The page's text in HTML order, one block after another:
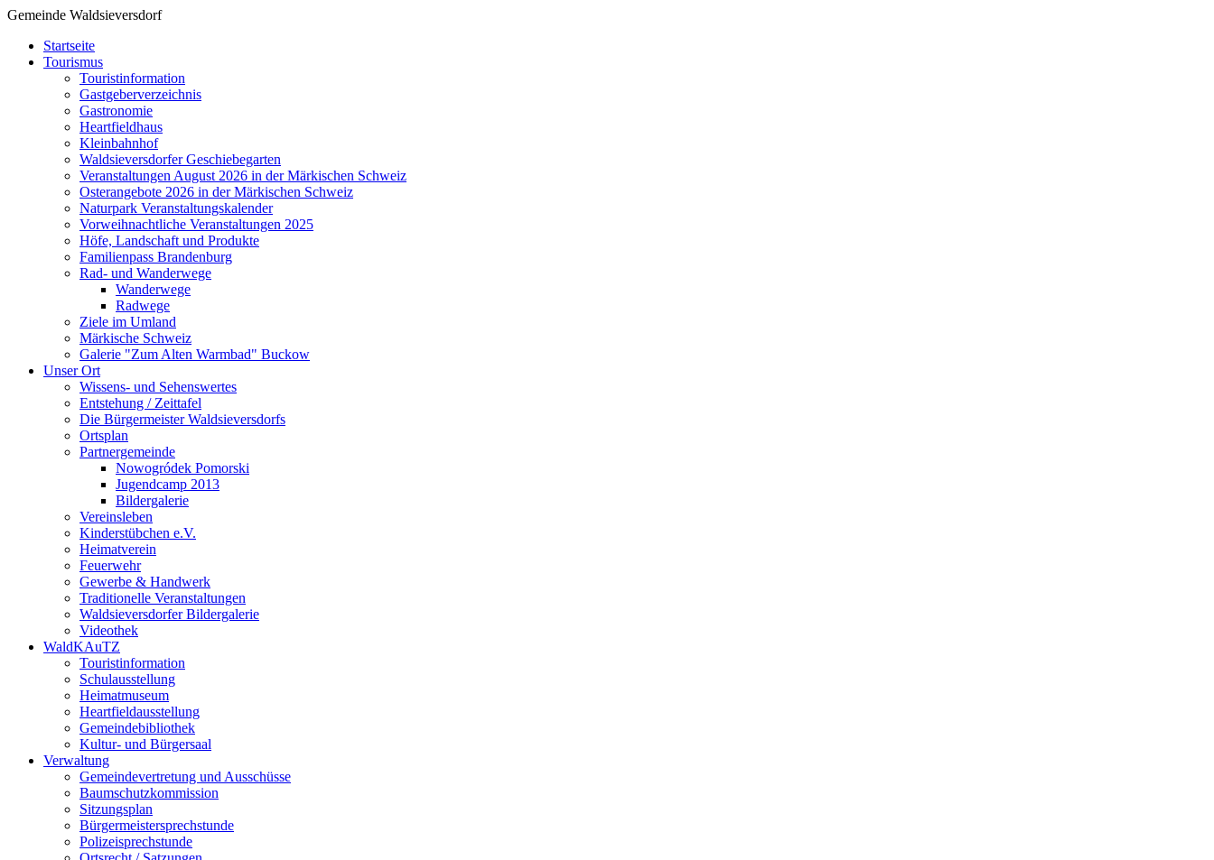
Gemeinde Waldsieversdorf
Startseite
Tourismus
Touristinformation
Gastgeberverzeichnis
Gastronomie
Heartfieldhaus
Kleinbahnhof
Waldsieversdorfer Geschiebegarten
Veranstaltungen August 2026 in der Märkischen Schweiz
Osterangebote 2026 in der Märkischen Schweiz
Naturpark Veranstaltungskalender
Vorweihnachtliche Veranstaltungen 2025
Höfe, Landschaft und Produkte
Familienpass Brandenburg
Rad- und Wanderwege
Wanderwege
Radwege
Ziele im Umland
Märkische Schweiz
Galerie "Zum Alten Warmbad" Buckow
Unser Ort
Wissens- und Sehenswertes
Entstehung / Zeittafel
Die Bürgermeister Waldsieversdorfs
Ortsplan
Partnergemeinde
Nowogródek Pomorski
Jugendcamp 2013
Bildergalerie
Vereinsleben
Kinderstübchen e.V.
Heimatverein
Feuerwehr
Gewerbe & Handwerk
Traditionelle Veranstaltungen
Waldsieversdorfer Bildergalerie
Videothek
WaldKAuTZ
Touristinformation
Schulausstellung
Heimatmuseum
Heartfieldausstellung
Gemeindebibliothek
Kultur- und Bürgersaal
Verwaltung
Gemeindevertretung und Ausschüsse
Baumschutzkommission
Sitzungsplan
Bürgermeistersprechstunde
Polizeisprechstunde